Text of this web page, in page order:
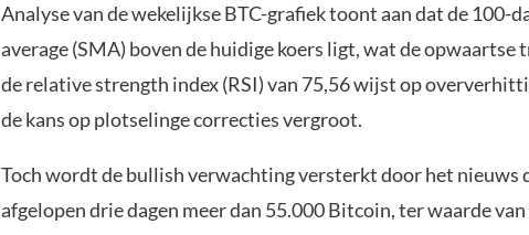
Analyse van de wekelijkse BTC-grafiek toont aan dat de 100-
average (SMA) boven de huidige koers ligt, wat de opwaartse
de relative strength index (RSI) van 75,56 wijst op
de kans op plotselinge correcties vergroot.
Toch wordt de bullish verwachting versterkt door het nieuws
afgelopen drie dagen meer dan 55.000 Bitcoin, ter waarde